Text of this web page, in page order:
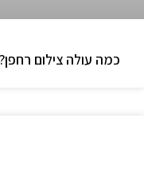
כמה עולה צילום רחפן?